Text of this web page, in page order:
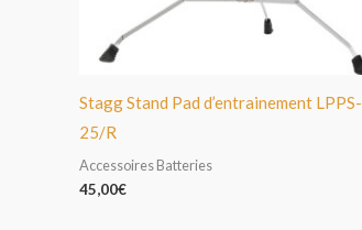
Stagg Stand Pad d’entrainement LPPS-
25/R
Accessoires Batteries
45,00€